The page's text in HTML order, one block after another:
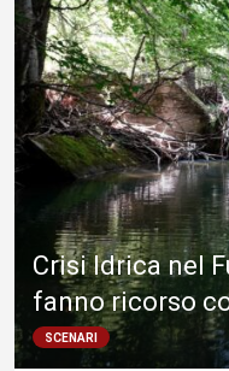
Crisi Idrica nel
fanno ricorso
SCENARI